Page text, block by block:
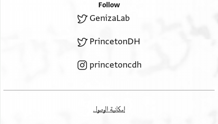
Follow
GenizaLab
PrincetonDH
princetoncdh
إمكانية الوصول